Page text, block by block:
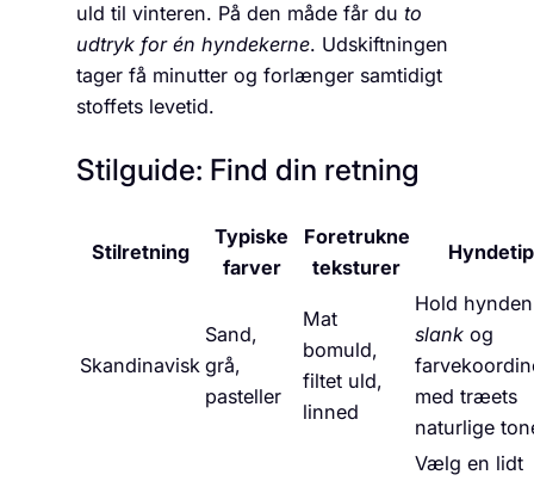
uld til vinteren. På den måde får du to
udtryk for én hyndekerne. Udskiftningen
tager få minutter og forlænger samtidigt
stoffets levetid.
Stilguide: Find din retning
Stilretning
Typiske
farver
Foretrukne
teksturer
Hyndetip
Skandinavisk
Sand,
grå,
pasteller
Mat
bomuld,
filtet uld,
linned
Hold hynden
slank og
med træets
naturlige
Vælg en lidt